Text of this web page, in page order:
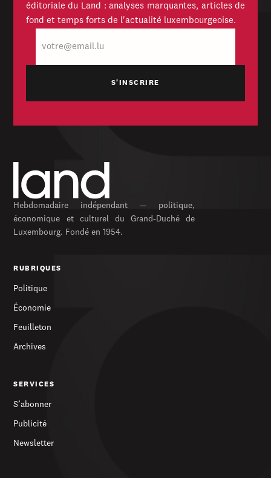
éditoriale du Land : analyses marquantes, articles de
fond et temps forts de l'actualité luxembourgeoise.
mail
Hebdomadaire indépendant — politique,
économique et culturel du Grand-Duché de
Luxembourg. Fondé en 1954.
RUBRIQUES
Politique
Économie
Feuilleton
Archives
SERVICES
S’abonner
Publicité
Newsletter